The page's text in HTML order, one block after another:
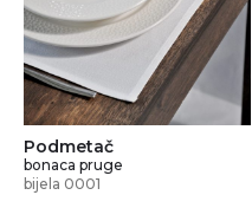
Podmetač
bonaca pruge
bijela 0001